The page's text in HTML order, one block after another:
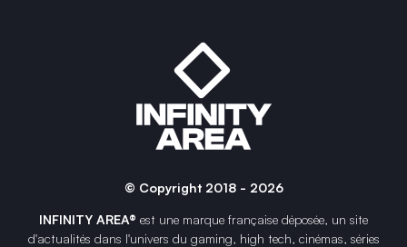
© Copyright 2018 - 2026
INFINITY AREA® est une marque française déposée, un site
d'actualités dans l'univers du gaming, high tech, cinémas, séries